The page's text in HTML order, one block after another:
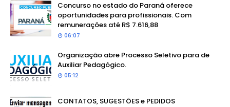
Concurso no estado do Paraná oferece
oportunidades para profissionais. Com
remunerações até R$ 7.616,88
06:07
Organização abre Processo Seletivo para de
Auxiliar Pedagógico.
05:12
CONTATOS, SUGESTÕES e PEDIDOS